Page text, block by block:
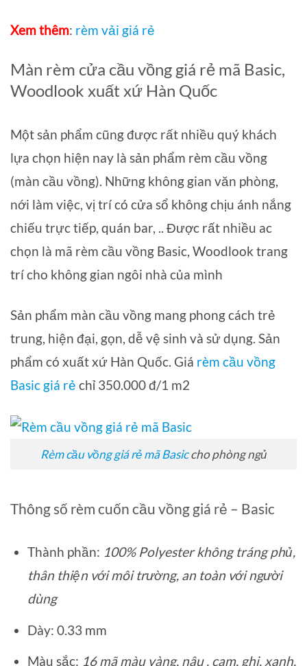
Xem thêm: rèm vải giá rẻ
Màn rèm cửa cầu vồng giá rẻ mã Basic,
Woodlook xuất xứ Hàn Quốc
Một sản phẩm cũng được rất nhiều quý khách
lựa chọn hiện nay là sản phẩm rèm cầu vồng
(màn cầu vồng). Những không gian văn phòng,
nới làm việc, vị trí có cửa sổ không chịu ánh nắng
chiếu trực tiếp, quán bar, .. Được rất nhiều ac
chọn là mã rèm cầu vồng Basic, Woodlook trang
trí cho không gian ngôi nhà của mình
Sản phẩm màn cầu vồng mang phong cách trẻ
trung, hiện đại, gọn, dễ vệ sinh và sử dụng. Sản
phẩm có xuất xứ Hàn Quốc. Giá rèm cầu vồng
Basic giá rẻ chỉ 350.000 đ/1 m2
Rèm cầu vồng giá rẻ mã Basiccho phòng ngủ
Thông số rèm cuốn cầu vồng giá rẻ – Basic
Thành phần: 100% Polyesterkhông tráng phủ,
thân thiện với môi trường, an toàn với người
dùng
Dày: 0.33 mm
Màu sắc: 16 mã màu vàng, nâu , cam, ghi, xanh,